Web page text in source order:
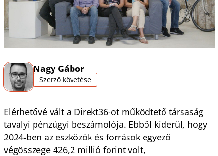
Nagy Gábor
Szerző követése
Elérhetővé vált a Direkt36-ot működtető társaság
tavalyi pénzügyi beszámolója. Ebből kiderül, hogy
2024-ben az eszközök és források egyező
végösszege 426,2 millió forint volt,